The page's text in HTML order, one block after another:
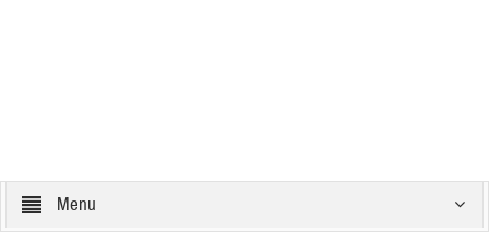
Menu